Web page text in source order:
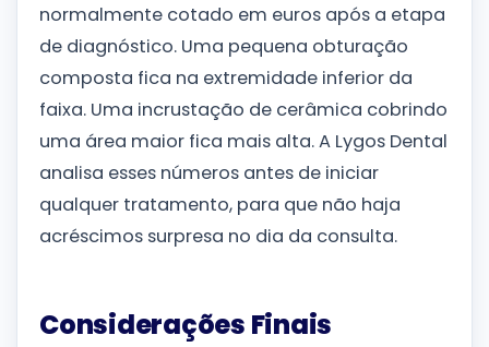
normalmente cotado em euros após a etapa
de diagnóstico. Uma pequena obturação
composta fica na extremidade inferior da
faixa. Uma incrustação de cerâmica cobrindo
uma área maior fica mais alta. A Lygos Dental
analisa esses números antes de iniciar
qualquer tratamento, para que não haja
acréscimos surpresa no dia da consulta.
Considerações Finais